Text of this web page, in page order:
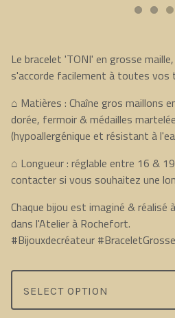
Le bracelet 'TONI' en grosse
s'accorde facilement à toutes vos
⌂ Matières : Chaîne gros maillons
dorée, fermoir & médailles
(hypoallergénique et résistant à
⌂ Longueur : réglable entre 16 &
contacter si vous souhaitez une
Chaque bijou est imaginé & réalisé
dans l'Atelier à Rochefort.
#Bijouxdecréateur